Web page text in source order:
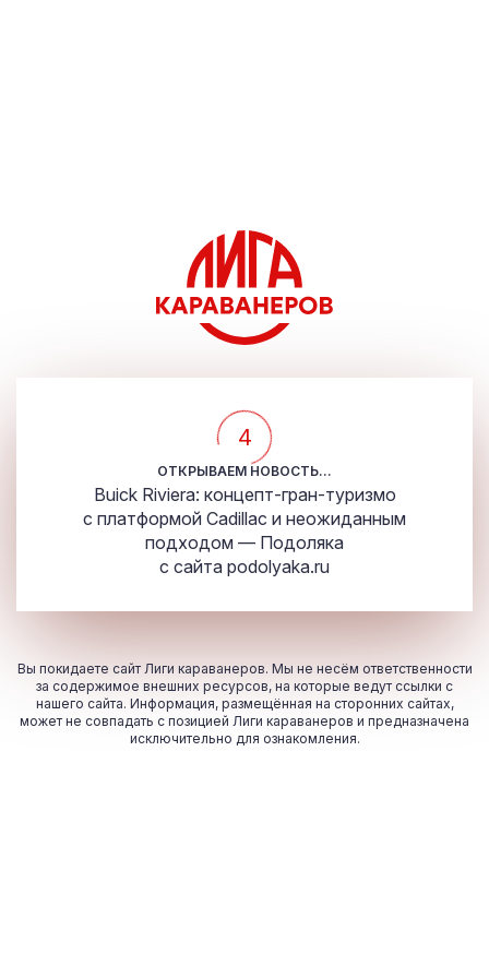
4
ОТКРЫВАЕМ НОВОСТЬ...
Buick Riviera: концепт-гран-туризмо
с платформой Cadillac и неожиданным
подходом — Подоляка
с сайта podolyaka.ru
Вы покидаете сайт Лиги караванеров. Мы не несём ответственности
за содержимое внешних ресурсов, на которые ведут ссылки с
нашего сайта. Информация, размещённая на сторонних сайтах,
может не совпадать с позицией Лиги караванеров и предназначена
исключительно для ознакомления.